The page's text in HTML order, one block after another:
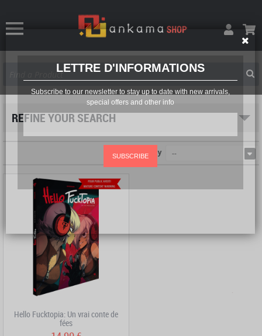
LETTRE D'INFORMATIONS
Subscribe to our newsletter to stay up to date with new arrivals,
special offers and other info
SUBSCRIBE
REFINE YOUR SEARCH
Sort by --
Hello Fucktopia: Un vrai conte de
fées